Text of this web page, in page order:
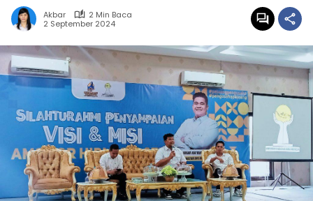
Akbar
2 Min Baca
2 September 2024